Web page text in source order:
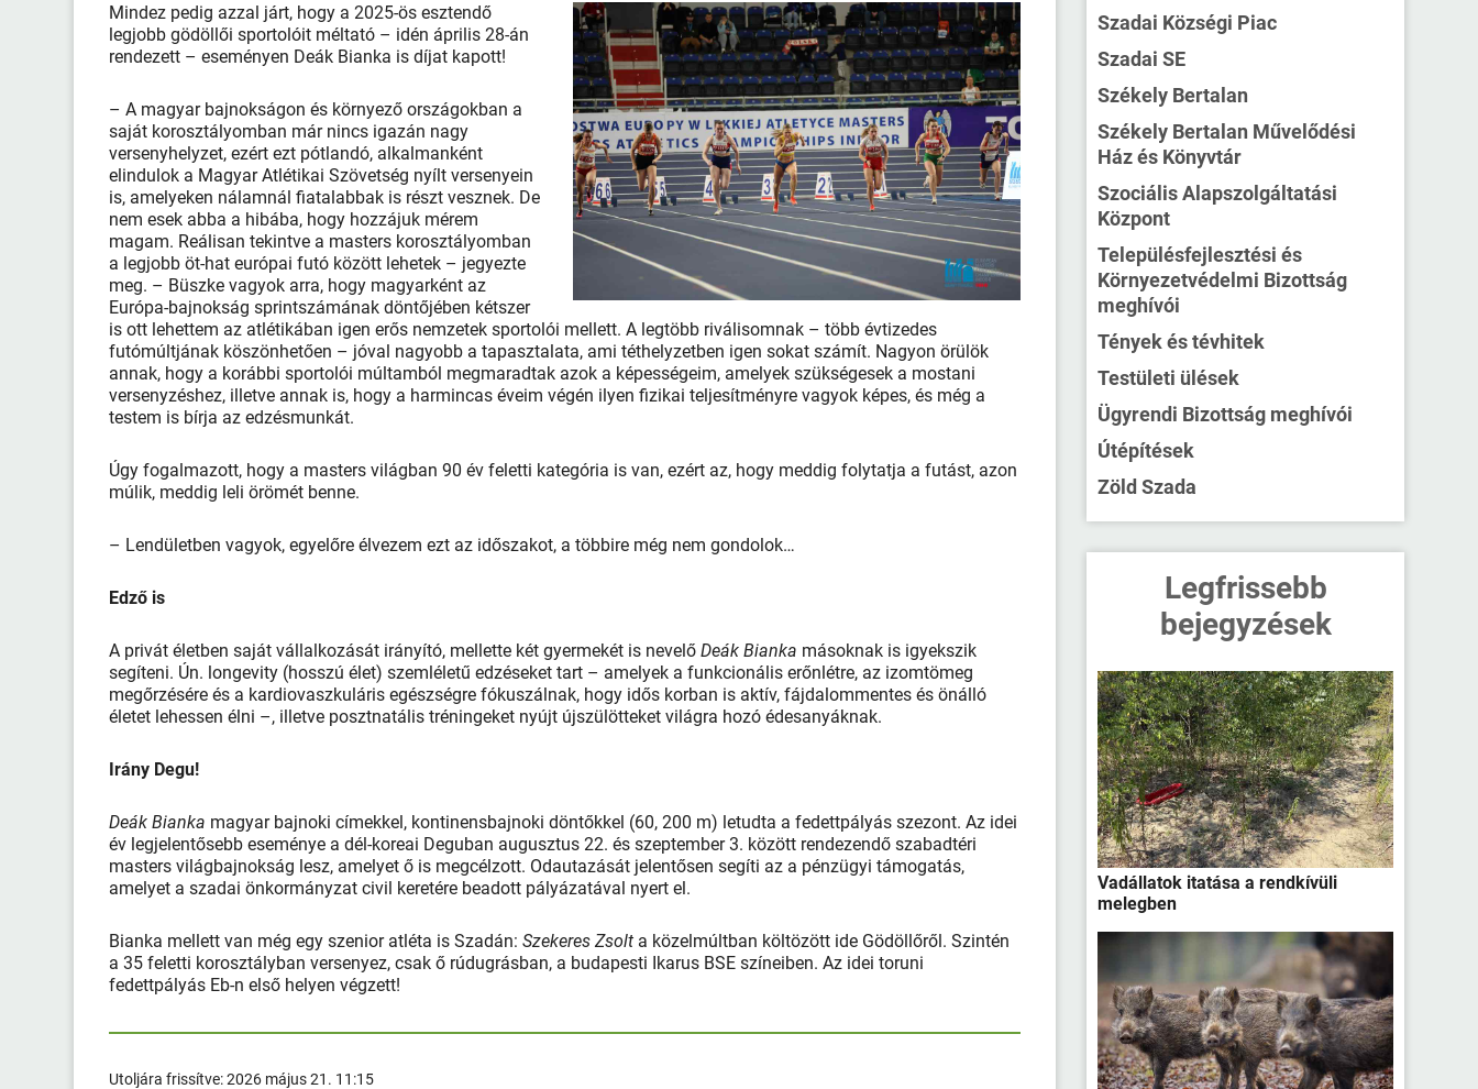
Mindez pedig azzal járt, hogy a 2025-ös esztendő
legjobb gödöllői sportolóit méltató – idén április 28-án
rendezett – eseményen Deák Bianka is díjat kapott!
– A magyar bajnokságon és környező országokban a
saját korosztályomban már nincs igazán nagy
versenyhelyzet, ezért ezt pótlandó, alkalmanként
elindulok a Magyar Atlétikai Szövetség nyílt versenyein
is, amelyeken nálamnál fiatalabbak is részt vesznek. De
nem esek abba a hibába, hogy hozzájuk mérem
magam. Reálisan tekintve a masters korosztályomban
a legjobb öt-hat európai futó között lehetek – jegyezte
meg. – Büszke vagyok arra, hogy magyarként az
Európa-bajnokság sprintszámának döntőjében kétszer
is ott lehettem az atlétikában igen erős nemzetek sportolói mellett. A legtöbb riválisomnak – több évtizedes
futómúltjának köszönhetően – jóval nagyobb a tapasztalata, ami téthelyzetben igen sokat számít. Nagyon örülök
annak, hogy a korábbi sportolói múltamból megmaradtak azok a képességeim, amelyek szükségesek a mostani
versenyzéshez, illetve annak is, hogy a harmincas éveim végén ilyen fizikai teljesítményre vagyok képes, és még a
testem is bírja az edzésmunkát.
Úgy fogalmazott, hogy a masters világban 90 év feletti kategória is van, ezért az, hogy meddig folytatja a futást, azon
múlik, meddig leli örömét benne.
– Lendületben vagyok, egyelőre élvezem ezt az időszakot, a többire még nem gondolok…
Edző is
A privát életben saját vállalkozását irányító, mellette két gyermekét is nevelőDeák Bianka másoknak is igyekszik
segíteni. Ún. longevity (hosszú élet) szemléletű edzéseket tart – amelyek a funkcionális erőnlétre, az izomtömeg
megőrzésére és a kardiovaszkuláris egészségre fókuszálnak, hogy idős korban is aktív, fájdalommentes és önálló
életet lehessen élni –, illetve posztnatális tréningeket nyújt újszülötteket világra hozó édesanyáknak.
Irány Degu!
Deák Bianka magyar bajnoki címekkel, kontinensbajnoki döntőkkel (60, 200 m) letudta a fedettpályás szezont. Az idei
év legjelentősebb eseménye a dél-koreai Deguban augusztus 22. és szeptember 3. között rendezendő szabadtéri
masters világbajnokság lesz, amelyet ő is megcélzott. Odautazását jelentősen segíti az a pénzügyi támogatás,
amelyet a szadai önkormányzat civil keretére beadott pályázatával nyert el.
Bianka mellett van még egy szenior atléta is Szadán:Szekeres Zsolt a közelmúltban költözött ide Gödöllőről. Szintén
a 35 feletti korosztályban versenyez, csak ő rúdugrásban, a budapesti Ikarus BSE színeiben. Az idei toruni
fedettpályás Eb-n első helyen végzett!
Utoljára frissítve:2026 május 21. 11:15
Szadai Községi Piac
Szadai SE
Székely Bertalan
Székely Bertalan Művelődési
Ház és Könyvtár
Szociális Alapszolgáltatási
Központ
Településfejlesztési és
Környezetvédelmi Bizottság
meghívói
Tények és tévhitek
Testületi ülések
Ügyrendi Bizottság meghívói
Útépítések
Zöld Szada
Legfrissebb
bejegyzések
Vadállatok itatása a rendkívüli
melegben